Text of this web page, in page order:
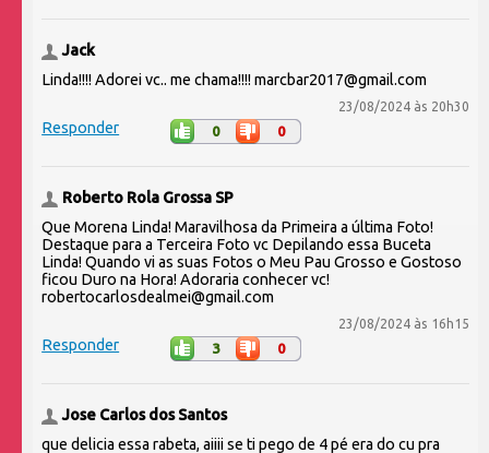
Jack
Linda!!!! Adorei vc.. me chama!!!! marcbar2017@gmail.com
23/08/2024 às 20h30
Responder 0 0
Roberto Rola Grossa SP
Que Morena Linda! Maravilhosa da Primeira a última Foto!
Destaque para a Terceira Foto vc Depilando essa Buceta
Linda! Quando vi as suas Fotos o Meu Pau Grosso e Gostoso
ficou Duro na Hora! Adoraria conhecer vc!
robertocarlosdealmei@gmail.com
23/08/2024 às 16h15
Responder 3 0
Jose Carlos dos Santos
que delicia essa rabeta, aiiii se ti pego de 4 pé era do cu pra